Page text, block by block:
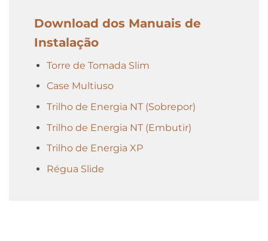
Download dos Manuais de
Instalação
Torre de Tomada Slim
Case Multiuso
Trilho de Energia NT (Sobrepor)
Trilho de Energia NT (Embutir)
Trilho de Energia XP
Régua Slide